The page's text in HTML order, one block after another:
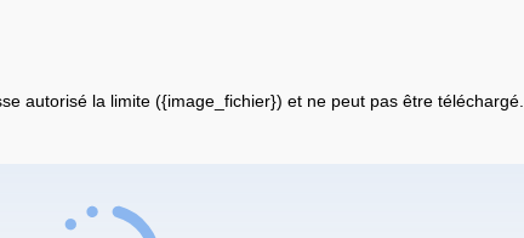
autorisé la limite ({image_fichier}) et ne peut pas être téléchargé.